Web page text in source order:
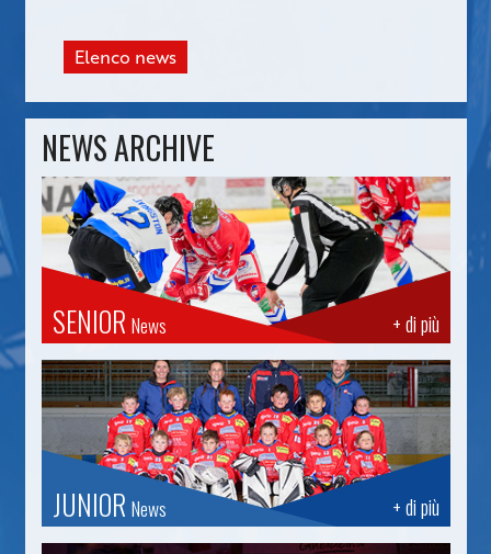
Elenco news
NEWS ARCHIVE
+ di più
SENIOR News
+ di più
JUNIOR News